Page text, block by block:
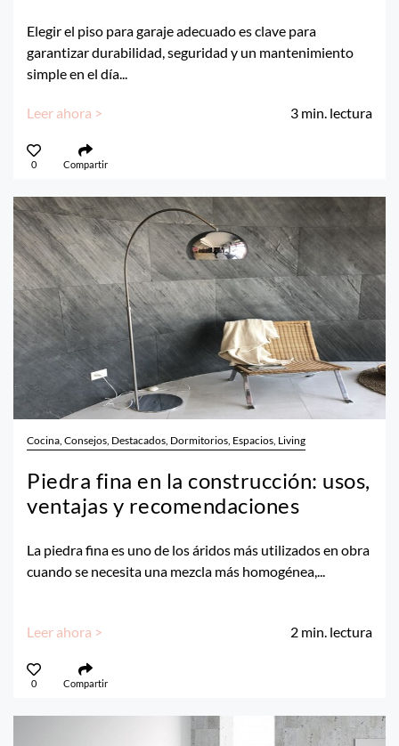
Elegir el piso para garaje adecuado es clave para
garantizar durabilidad, seguridad y un mantenimiento
simple en el día...
Leer ahora > 3 min. lectura
0 Compartir
Cocina, Consejos, Destacados, Dormitorios, Espacios, Living
Piedra fina en la construcción: usos,
ventajas y recomendaciones
La piedra fina es uno de los áridos más utilizados en obra
cuando se necesita una mezcla más homogénea,...
Leer ahora > 2 min. lectura
0 Compartir